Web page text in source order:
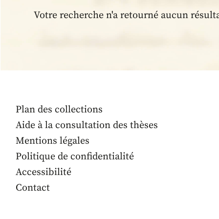
Votre recherche n'a retourné aucun
Plan des collections
Aide à la consultation des thèses
Mentions légales
Politique de confidentialité
Accessibilité
Contact